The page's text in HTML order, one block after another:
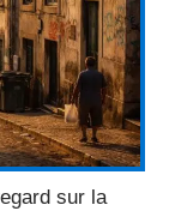
sur la